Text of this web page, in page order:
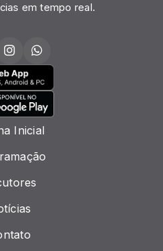
em tempo real.
Inicial